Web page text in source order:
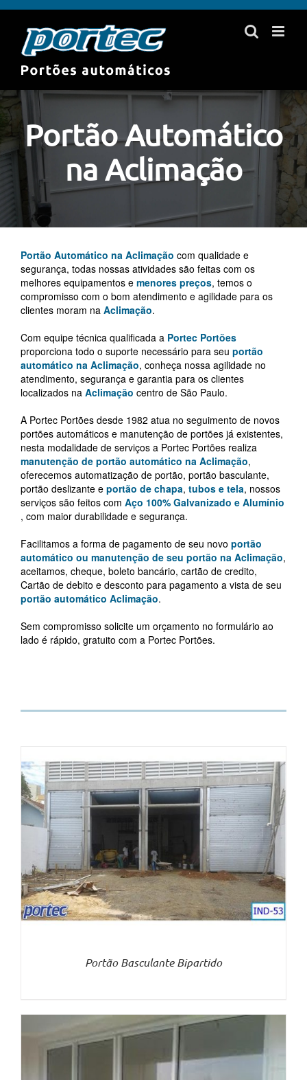
Skip
content
Portão Automático
na Aclimação
Portão Automático na Aclimação com qualidade e
segurança, todas nossas atividades são feitas com os
melhores equipamentos e menores preços, temos o
compromisso com o bom atendimento e agilidade para os
clientes moram na Aclimação.
Com equipe técnica qualificada a Portec Portões
proporciona todo o suporte necessário para seu portão
automático na Aclimação, conheça nossa agilidade no
atendimento, segurança e garantia para os clientes
localizados na Aclimação centro de São Paulo.
A Portec Portões desde 1982 atua no seguimento de novos
portões automáticos e manutenção de portões já existentes,
nesta modalidade de serviços a Portec Portões realiza
manutenção de portão automático na Aclimação,
oferecemos automatização de portão, portão basculante,
portão deslizante e portão de chapa, tubos e tela, nossos
serviços são feitos com Aço 100% Galvanizado e Alumínio
, com maior durabilidade e segurança.
Facilitamos a forma de pagamento de seu novo portão
automático ou manutenção de seu portão na Aclimação,
aceitamos, cheque, boleto bancário, cartão de credito,
Cartão de debito e desconto para pagamento a vista de seu
portão automático Aclimação.
Sem compromisso solicite um orçamento no formulário ao
lado é rápido, gratuito com a Portec Portões.
Portão Basculante Bipartido